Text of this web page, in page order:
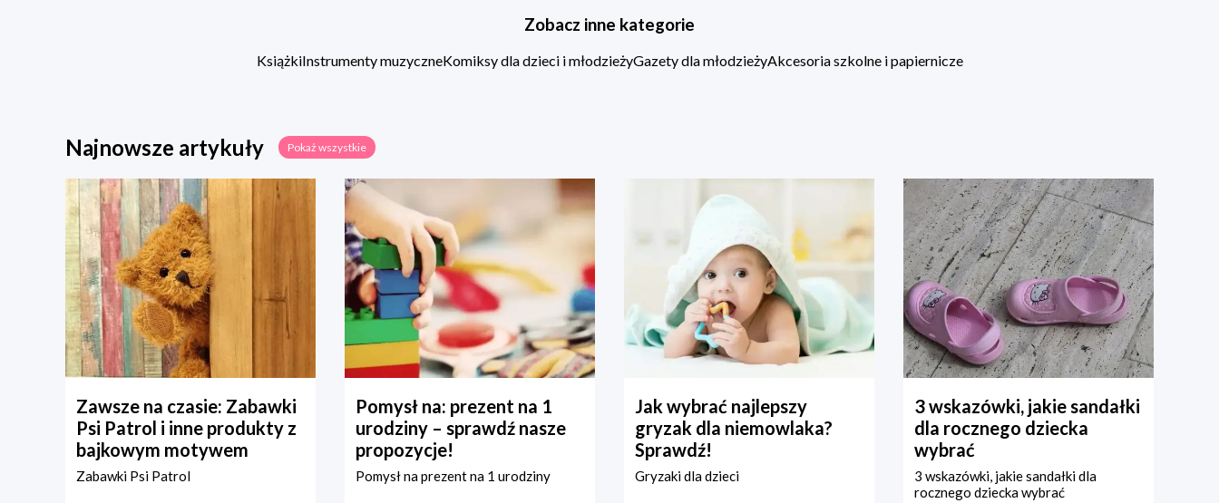
Zobacz inne kategorie
KsiążkiInstrumenty muzyczneKomiksy dla dzieci i młodzieżyGazety dla młodzieżyAkcesoria szkolne i papiernicze
Najnowsze artykuły Pokaż wszystkie
Zawsze na czasie: Zabawki
Psi Patrol i inne produkty z
bajkowym motywem
Zabawki Psi Patrol
Pomysł na: prezent na 1
urodziny – sprawdź nasze
propozycje!
Pomysł na prezent na 1 urodziny
Jak wybrać najlepszy
gryzak dla niemowlaka?
Sprawdź!
Gryzaki dla dzieci
3 wskazówki, jakie sandałki
dla rocznego dziecka
wybrać
3 wskazówki, jakie sandałki dla
rocznego dziecka wybrać